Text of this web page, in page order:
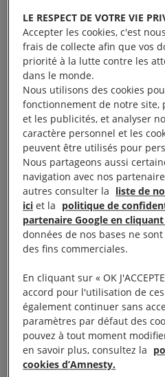
militante. Aussi, elles
continuer de témoigner son
l’action en ligne :https://
et-migrants/actions-
solidarite
Les associations restent
l’abrogation du « délit de
du projet de loi sur l’asile
présenté devant
avril.
Les porte-paroles d’AIF et
Martine Landry sont
Pour toutes demande,
presse.
Contacts presse
AIF / Véronique Tardivel –
LE RESPECT DE VOTRE VIE
Accepter les cookies, c'est
frais de collecte afin que vos
priorité à la lutte contre les
dans le monde.
Nous utilisons des cookies
fonctionnement de notre site,
et les publicités, et analyser
caractère personnel et les
peuvent être utilisés pour
Nous partageons aussi
navigation avec nos
autres consulter la liste de
ici et la politique de
partenaire Google en
données de nos bases ne
des fins commerciales.
En cliquant sur « OK
accord pour l'utilisation de ces
également continuer sans
paramètres par défaut des
pouvez à tout moment
en savoir plus, consultez la
cookies d’Amnesty.